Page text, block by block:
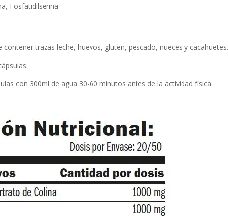
Fosfatidilserina
contener trazas leche, huevos, gluten, pescado, nueces y cacahuetes.
con 300ml de agua 30-60 minutos antes de la actividad física.